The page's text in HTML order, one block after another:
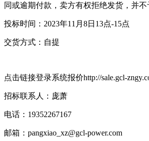
同或逾期付款，卖方有权拒绝发货，并不
投标时间：2023年11月8日13点-15点
交货方式：自提
点击链接登录系统报价http://sale.gcl-
招标联系人：庞萧
电话：19352267167
邮箱：pangxiao_xz@gcl-power.com